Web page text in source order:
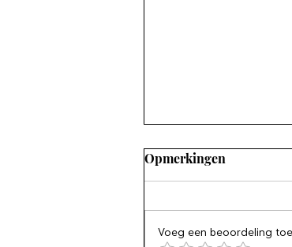
Opmerkingen
Voeg een beoordeling toe